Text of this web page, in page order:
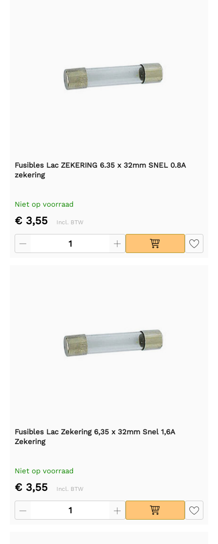
Fusibles Lac ZEKERING 6.35 x 32mm SNEL 0.8A
zekering
Niet op voorraad
€ 3,55 Incl. BTW
Fusibles Lac Zekering 6,35 x 32mm Snel 1,6A
Zekering
Niet op voorraad
€ 3,55 Incl. BTW